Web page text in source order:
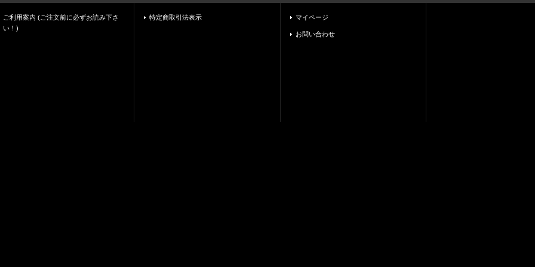
ご利用案内 (ご注文前に必ずお読み下さ
い！)
特定商取引法表示 マイページ
お問い合わせ